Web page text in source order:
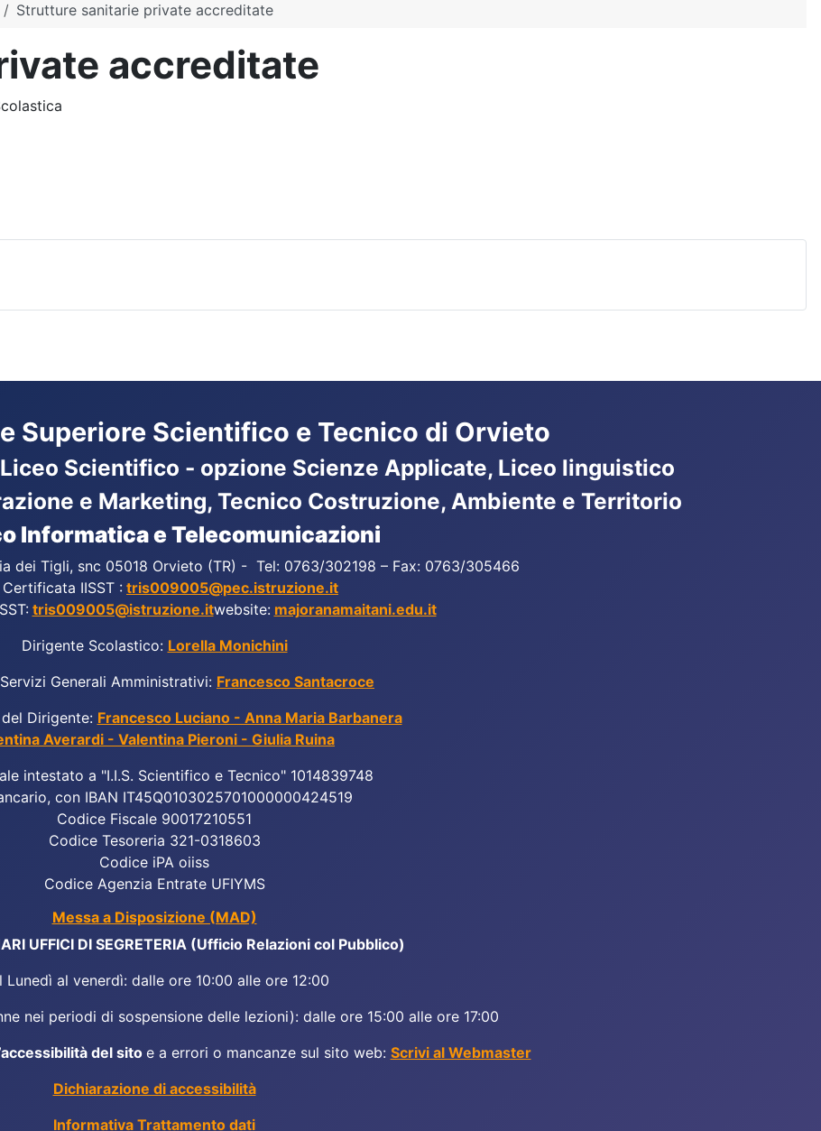
Strutture sanitarie private accreditate
accreditate
Superiore Scientifico e Tecnico di Orvieto
Scientifico - opzione Scienze Applicate, Liceo linguistico
e Marketing, Tecnico Costruzione, Ambiente e Territorio
Informatica e Telecomunicazioni
dei Tigli, snc 05018 Orvieto (TR) - Tel: 0763/302198 – Fax: 0763/305466
IISST : tris009005@pec.istruzione.it
tris009005@istruzione.itwebsite: majoranamaitani.edu.it
Dirigente Scolastico: Lorella Monichini
Generali Amministrativi: Francesco Santacroce
Dirigente: Francesco Luciano - Anna Maria Barbanera
Averardi - Valentina Pieroni - Giulia Ruina
intestato a "I.I.S. Scientifico e Tecnico" 1014839748
con IBAN IT45Q0103025701000000424519
Codice Fiscale 90017210551
Codice Tesoreria 321-0318603
Codice iPA oiiss
Codice Agenzia Entrate UFIYMS
Messa a Disposizione (MAD)
UFFICI DI SEGRETERIA (Ufficio Relazioni col Pubblico)
Lunedì al venerdì: dalle ore 10:00 alle ore 12:00
nei periodi di sospensione delle lezioni): dalle ore 15:00 alle ore 17:00
del sito e a errori o mancanze sul sito web: Scrivi al Webmaster
Dichiarazione di accessibilità
Informativa Trattamento dati